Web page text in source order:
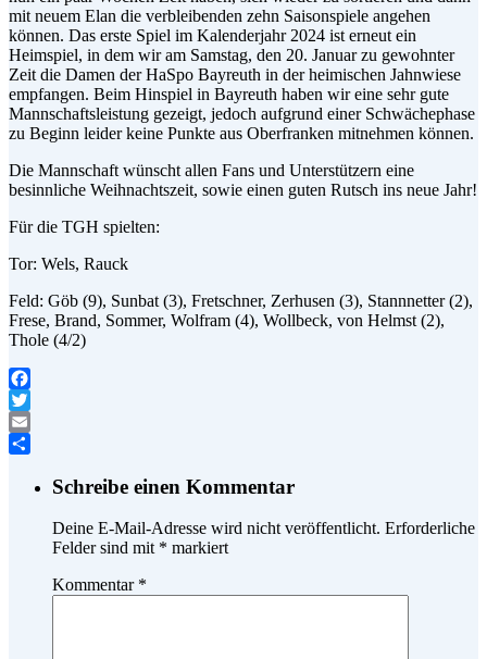
mit neuem Elan die verbleibenden zehn Saisonspiele angehen
können. Das erste Spiel im Kalenderjahr 2024 ist erneut ein
Heimspiel, in dem wir am Samstag, den 20. Januar zu gewohnter
Zeit die Damen der HaSpo Bayreuth in der heimischen Jahnwiese
empfangen. Beim Hinspiel in Bayreuth haben wir eine sehr gute
Mannschaftsleistung gezeigt, jedoch aufgrund einer Schwächephase
zu Beginn leider keine Punkte aus Oberfranken mitnehmen können.
Die Mannschaft wünscht allen Fans und Unterstützern eine
besinnliche Weihnachtszeit, sowie einen guten Rutsch ins neue Jahr!
Für die TGH spielten:
Tor: Wels, Rauck
Feld: Göb (9), Sunbat (3), Fretschner, Zerhusen (3), Stannnetter (2),
Frese, Brand, Sommer, Wolfram (4), Wollbeck, von Helmst (2),
Thole (4/2)
Facebook
Twitter
Email
Schreibe einen Kommentar
Deine E-Mail-Adresse wird nicht veröffentlicht. Erforderliche
Felder sind mit * markiert
Kommentar *